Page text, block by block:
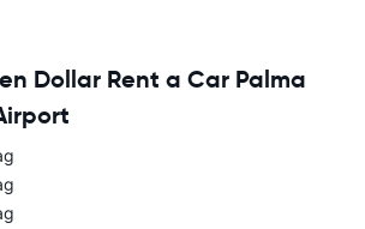
Dollar Rent a Car Palma